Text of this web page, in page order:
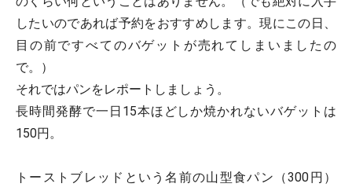
したいのであれば予約をおすすめします。現にこの日、
目の前ですべてのバゲットが売れてしまいましたの
で。）
それではパンをレポートしましょう。
長時間発酵で一日15本ほどしか焼かれないバゲットは
150円。
トーストブレッドという名前の山型食パン（300円）